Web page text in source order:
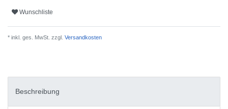
Wunschliste
* inkl. ges. MwSt. zzgl. Versandkosten
Beschreibung